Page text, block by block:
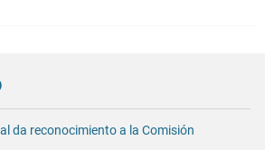
da reconocimiento a la Comisión